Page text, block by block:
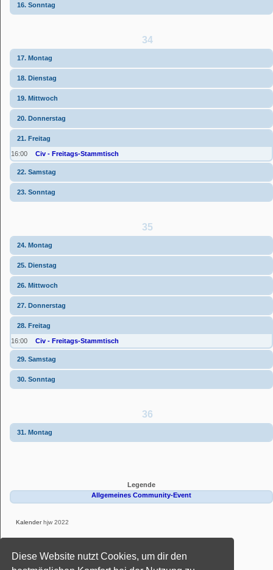
Diese Website nutzt Cookies, um dir den
16. Sonntag
34
17. Montag
18. Dienstag
19. Mittwoch
20. Donnerstag
21. Freitag
16:00 Civ - Freitags-Stammtisch
22. Samstag
23. Sonntag
35
24. Montag
25. Dienstag
26. Mittwoch
27. Donnerstag
28. Freitag
16:00 Civ - Freitags-Stammtisch
29. Samstag
30. Sonntag
36
31. Montag
Legende
Allgemeines Community-Event
Kalenderhjw 2022
Deutsche Übersetzung durch phpBB.de